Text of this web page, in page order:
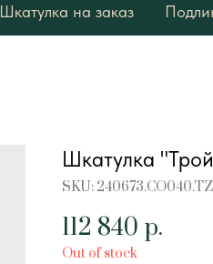
Шкатулка на заказ
Шкатулка
SKU:
112 840 р.
Out of stock